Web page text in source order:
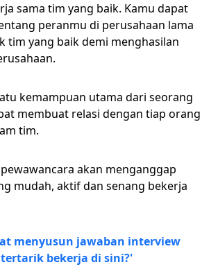
sama tim yang baik. Kamu dapat
peranmu di perusahaan lama
tim yang baik demi menghasilan
kemampuan utama dari seorang
membuat relasi dengan tiap orang
tim.
akan menganggap
mudah, aktif dan senang bekerja
menyusun jawaban interview
bekerja di sini?'